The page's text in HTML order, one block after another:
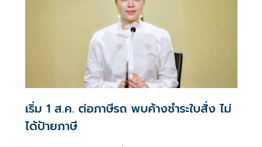
เริ่ม 1 ส.ค. ต่อภาษีรถ พบค้างชำระใบสั่ง ไม่
ได้ป้ายภาษี